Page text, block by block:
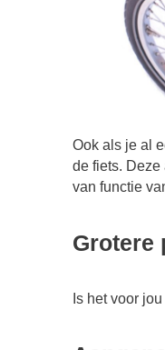
Ook als je al
de fiets. Deze
van functie
Grotere
Is het voor